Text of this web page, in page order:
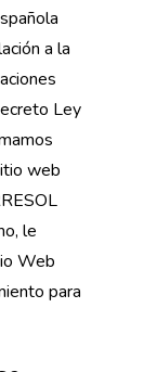
a la
Ley
web
le
Web
para